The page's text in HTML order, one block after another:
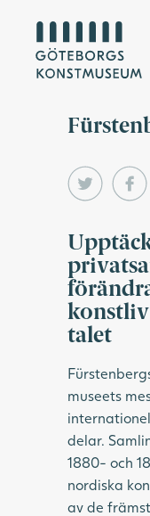
konstliv
talet
museets
delar.
1880- och
nordiska
av de